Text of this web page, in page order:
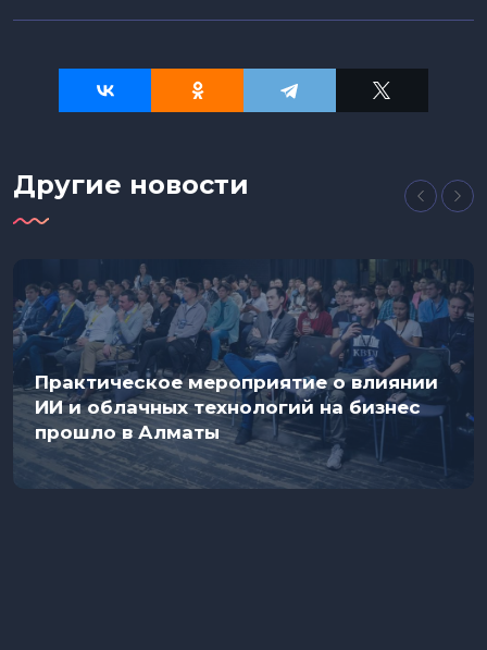
Другие новости
Практическое мероприятие о влиянии
ИИ и облачных технологий на бизнес
прошло в Алматы